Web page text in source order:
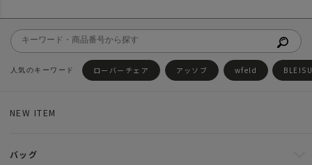
ローバーチェア アッソブ wfeld
NEW ITEM
バッグ